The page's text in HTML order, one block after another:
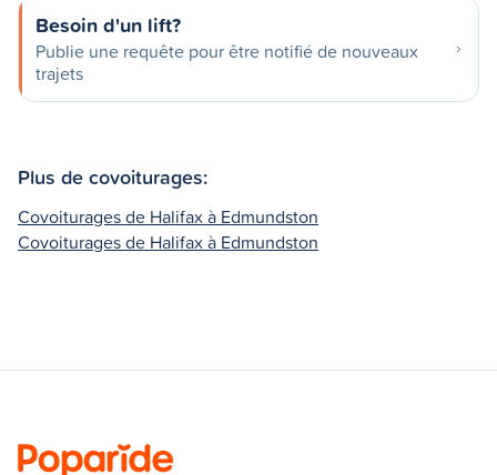
Besoin d'un lift?
Publie une requête pour être notifié de nouveaux
trajets
Plus de covoiturages:
Covoiturages de Halifax à Edmundston
Covoiturages de Halifax à Edmundston